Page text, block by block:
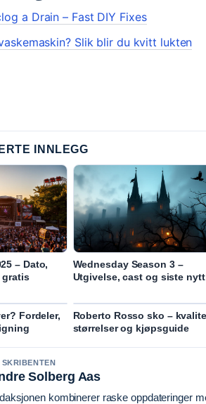
a Drain – Fast DIY Fixes
Slik blir du kvitt lukten
INNLEGG
– Dato,
gratis
Wednesday Season 3 –
Utgivelse, cast og siste nytt
Fordeler,
Roberto Rosso sko –
størrelser og kjøpsguide
SKRIBENTEN
Solberg Aas
kombinerer raske oppdateringer